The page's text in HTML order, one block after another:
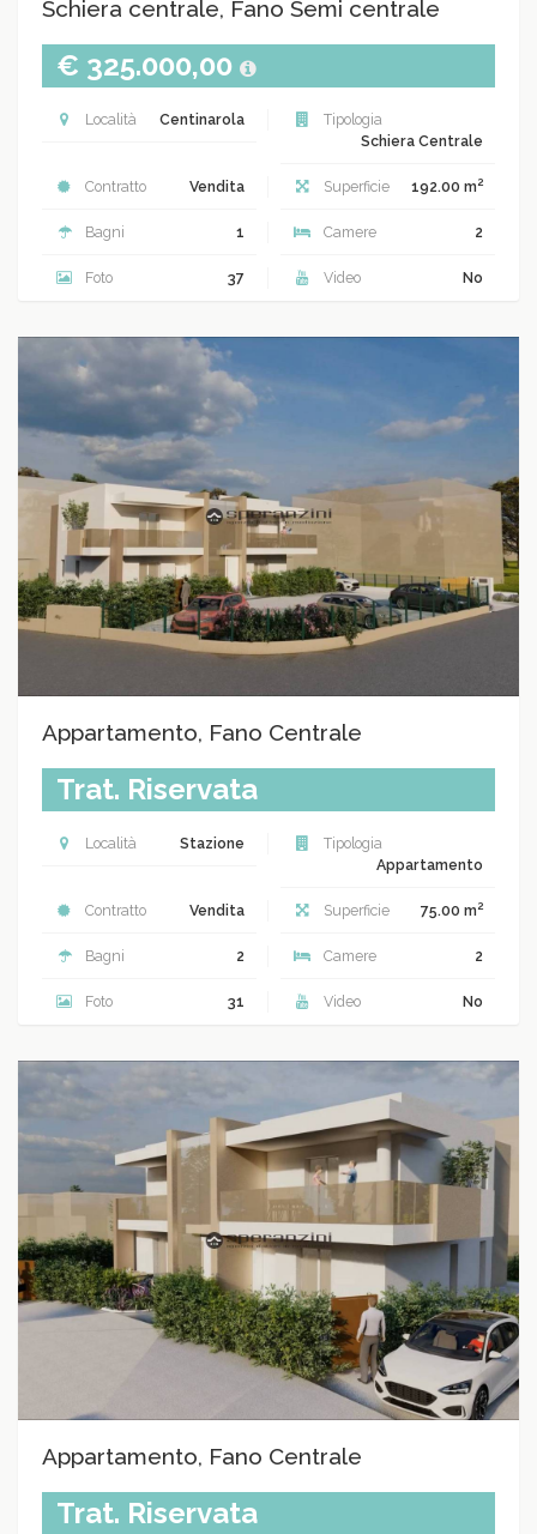
Schiera centrale, Fano Semi centrale
€ 325.000,00
Località Centinarola
Tipologia
Schiera Centrale
Contratto Vendita Superficie 192.00 m2
Bagni 1 Camere 2
Foto 37 Video No
Appartamento, Fano Centrale
Trat. Riservata
Località Stazione
Tipologia
Appartamento
Contratto Vendita Superficie 75.00 m2
Bagni 2 Camere 2
Foto 31 Video No
Appartamento, Fano Centrale
Trat. Riservata